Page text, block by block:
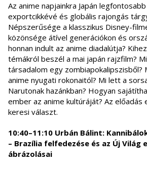
Az anime napjainkra Japán
exportcikkévé és globális rajongás
Népszerűsége a klasszikus Disney-
közönsége átível generációkon és
honnan indult az anime diadalútja?
témákról beszél a mai japán rajzfilm?
társadalom egy zombiapokalipszisből?
anime nyugati rokonaitól? Mi lett a
Narutonak hazánkban? Hogyan
ember az anime kultúráját? Az előadás
keresi választ.
10:40–11:10 Urbán Bálint:
– Brazília felfedezése és az Új Világ
ábrázolásai